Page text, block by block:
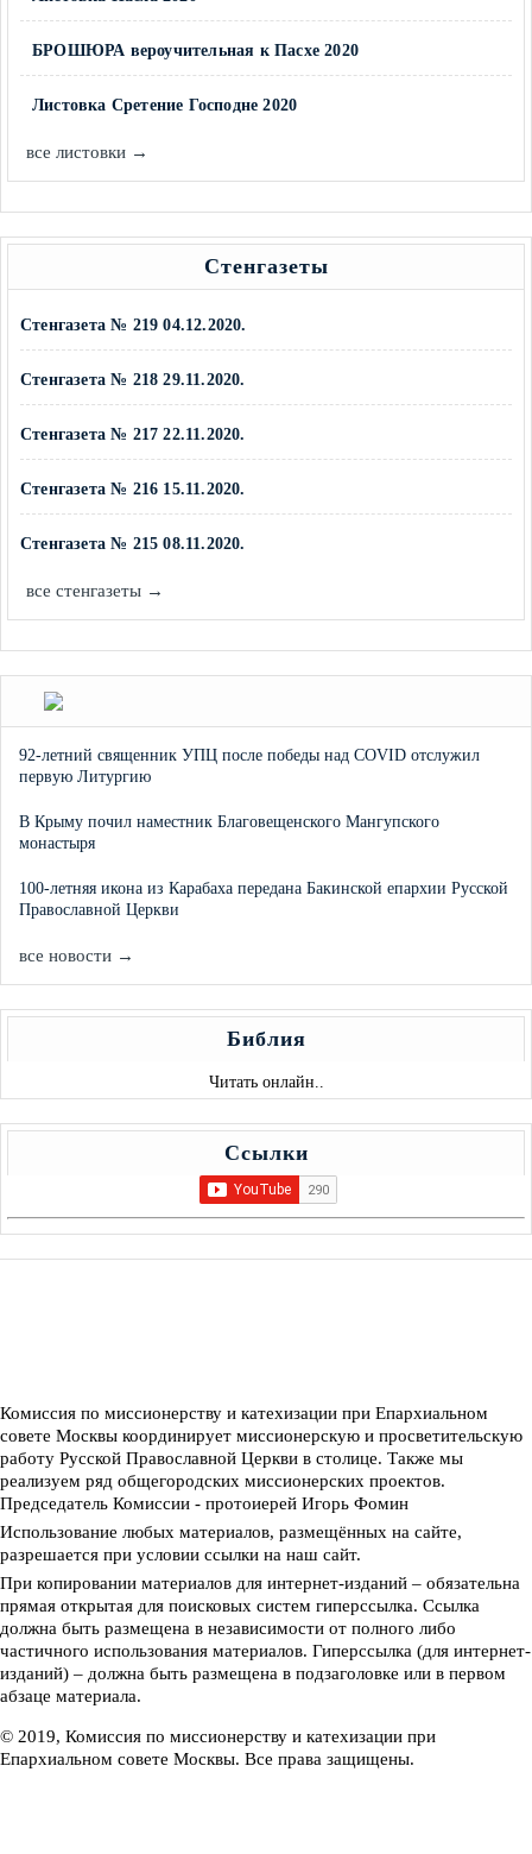
БРОШЮРА вероучительная к Пасхе 2020
Листовка Сретение Господне 2020
все листовки →
Стенгазеты
Стенгазета № 219 04.12.2020.
Стенгазета № 218 29.11.2020.
Стенгазета № 217 22.11.2020.
Стенгазета № 216 15.11.2020.
Стенгазета № 215 08.11.2020.
все стенгазеты →
92-летний священник УПЦ после победы над COVID отслужил
первую Литургию
В Крыму почил наместник Благовещенского Мангупского
монастыря
100-летняя икона из Карабаха передана Бакинской епархии Русской
Православной Церкви
все новости →
Библия
Читать онлайн..
Ссылки
Комиссия по миссионерству и катехизации при Епархиальном
совете Москвы координирует миссионерскую и просветительскую
работу Русской Православной Церкви в столице. Также мы
реализуем ряд общегородских миссионерских проектов.
Председатель Комиссии - протоиерей Игорь Фомин
Использование любых материалов, размещённых на сайте,
разрешается при условии ссылки на наш сайт.
При копировании материалов для интернет-изданий – обязательна
прямая открытая для поисковых систем гиперссылка. Ссылка
должна быть размещена в независимости от полного либо
частичного использования материалов. Гиперссылка (для интернет-
изданий) – должна быть размещена в подзаголовке или в первом
абзаце материала.
© 2019, Комиссия по миссионерству и катехизации при
Епархиальном совете Москвы. Все права защищены.